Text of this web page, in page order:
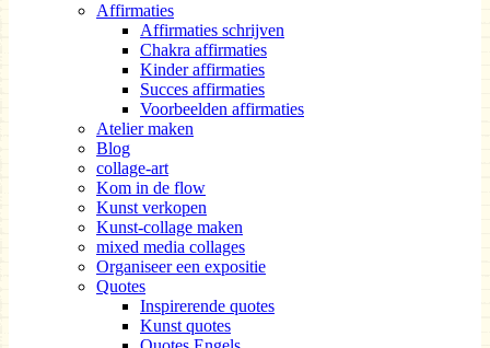
Affirmaties
Affirmaties schrijven
Chakra affirmaties
Kinder affirmaties
Succes affirmaties
Voorbeelden affirmaties
Atelier maken
Blog
collage-art
Kom in de flow
Kunst verkopen
Kunst-collage maken
mixed media collages
Organiseer een expositie
Quotes
Inspirerende quotes
Kunst quotes